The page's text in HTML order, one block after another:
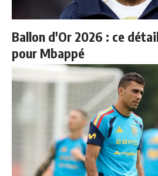
Ballon d'Or 2026 : ce
pour Mbappé